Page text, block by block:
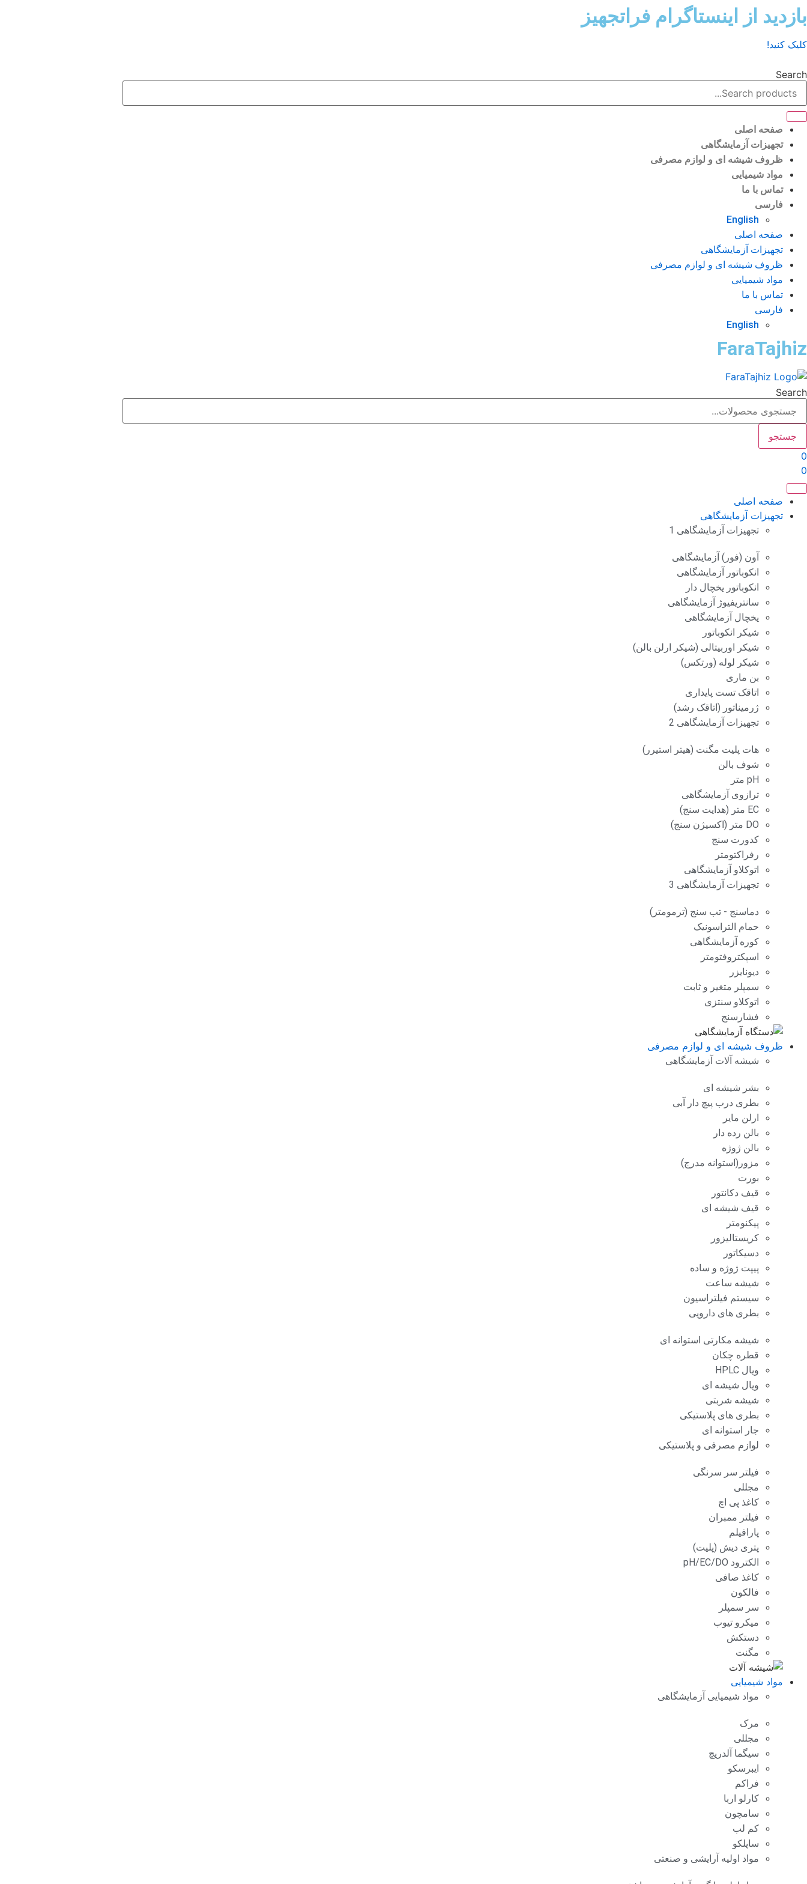
پرش
به
بازدید از اینستاگرام فراتجهیز
کلیک کنید!
Search
صفحه اصلی
تجهیزات آزمایشگاهی
ظروف شیشه ای و لوازم مصرفی
مواد شیمیایی
تماس با ما
فارسی
English
صفحه اصلی
تجهیزات آزمایشگاهی
ظروف شیشه ای و لوازم مصرفی
مواد شیمیایی
تماس با ما
فارسی
English
FaraTajhiz
Search
جستجو
0
0
صفحه اصلی
تجهیزات آزمایشگاهی
تجهیزات آزمایشگاهی 1
آون (فور) آزمایشگاهی
انکوباتور آزمایشگاهی
انکوباتور یخچال دار
سانتریفیوژ آزمایشگاهی
یخچال آزمایشگاهی
شیکر انکوباتور
شیکر اوربیتالی (شیکر ارلن بالن)
شیکر لوله (ورتکس)
بن ماری
اتاقک تست پایداری
ژرمیناتور (اتاقک رشد)
تجهیزات آزمایشگاهی 2
هات پلیت مگنت (هیتر استیرر)
شوف بالن
pH متر
ترازوی آزمایشگاهی
EC متر (هدایت سنج)
DO متر (اکسیژن سنج)
کدورت سنج
رفراکتومتر
اتوکلاو آزمایشگاهی
تجهیزات آزمایشگاهی 3
دماسنج - تب سنج (ترمومتر)
حمام التراسونیک
کوره آزمایشگاهی
اسپکتروفتومتر
دیونایزر
سمپلر متغیر و ثابت
اتوکلاو سنتزی
فشارسنج
ظروف شیشه ای و لوازم مصرفی
شیشه آلات آزمایشگاهی
بشر شیشه ای
بطری درب پیچ دار آبی
ارلن مایر
بالن رده دار
بالن ژوژه
مزور(استوانه مدرج)
بورت
قیف دکانتور
قیف شیشه ای
پیکنومتر
کریستالیزور
دسیکاتور
پیپت ژوژه و ساده
شیشه ساعت
سیستم فیلتراسیون
بطری های دارویی
شیشه مکارتی استوانه ای
قطره چکان
ویال HPLC
ویال شیشه ای
شیشه شربتی
بطری های پلاستیکی
جار استوانه ای
لوازم مصرفی و پلاستیکی
فیلتر سر سرنگی
مجللی
کاغذ پی اچ
فیلتر ممبران
پارافیلم
پتری دیش (پلیت)
الکترود pH/EC/DO
کاغذ صافی
فالکون
سر سمپلر
میکرو تیوب
دستکش
مگنت
مواد شیمیایی
مواد شیمیایی آزمایشگاهی
مرک
مجللی
سیگما آلدریچ
ایبرسکو
فراکم
کارلو اربا
سامچون
کم لب
ساپلکو
مواد اولیه آرایشی و صنعتی